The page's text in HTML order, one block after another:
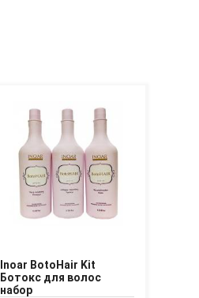
Inoar BotoHair Kit
Ботокс для волос
набор